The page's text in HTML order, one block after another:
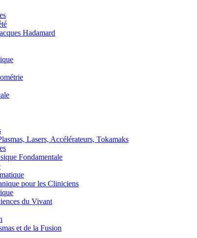
Hadamard
Lasers, Accélérateurs, Tokamaks
Fondamentale
pour les Cliniciens
du Vivant
et de la Fusion